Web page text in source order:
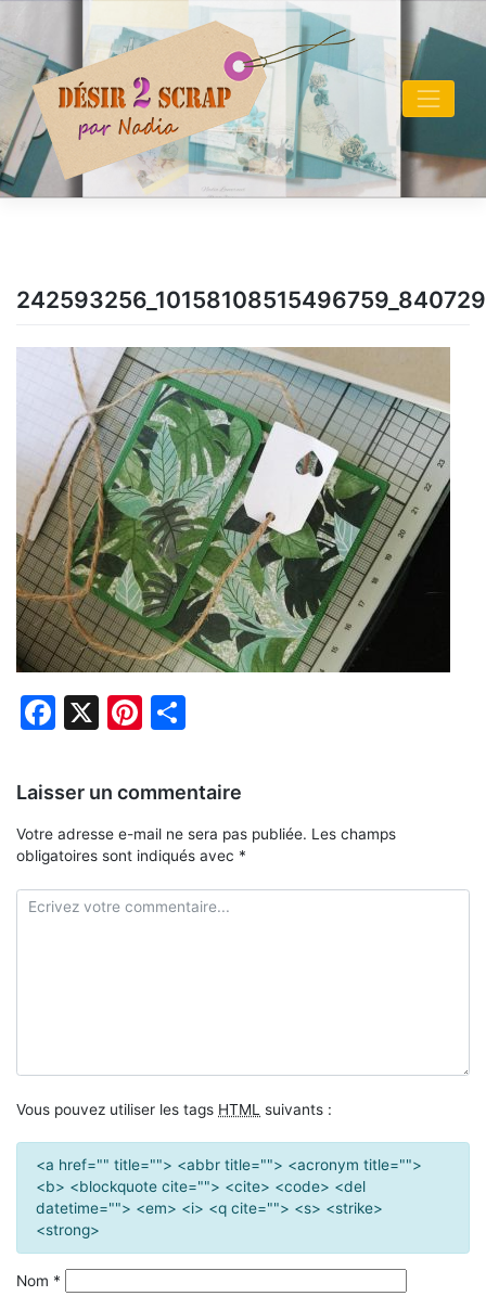
content
Facebook
X Pinterest
Laisser un commentaire
Votre adresse e-mail ne sera pas publiée. Les champs
obligatoires sont indiqués avec *
Vous pouvez utiliser les tags HTML suivants :
<a href="" title=""> <abbr title=""> <acronym title="">
<b> <blockquote cite=""> <cite> <code> <del
datetime=""> <em> <i> <q cite=""> <s> <strike>
<strong>
Nom *